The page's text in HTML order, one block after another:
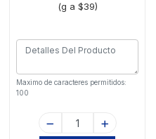
(g a $39)
Maximo de caracteres permitidos:
100